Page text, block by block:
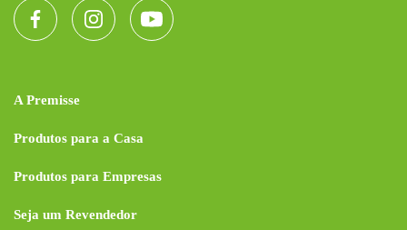
A Premisse
Produtos para a Casa
Produtos para Empresas
Seja um Revendedor